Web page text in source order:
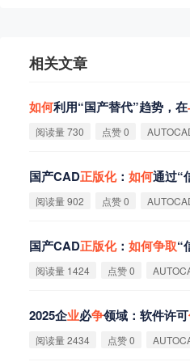
相关文章
如何利用“国产替代”趋势，在
阅读量 730 点赞 0
国产CAD正版化： 如何通过“
阅读量 902 点赞 0
国产CAD正版化： 如何争取“
阅读量 1424 点赞 0
2025企业必争领域：软件许可
阅读量 2434 点赞 0